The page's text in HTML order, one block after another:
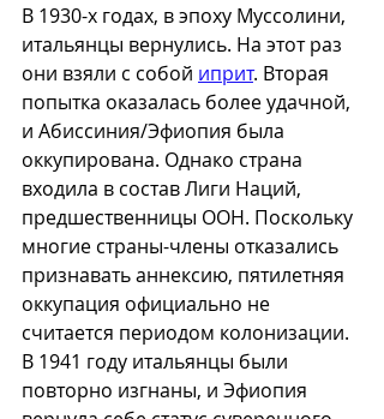
В 1930-х годах, в эпоху Муссолини,
итальянцы вернулись. На этот раз
они взяли с собой иприт. Вторая
попытка оказалась более удачной,
и Абиссиния/Эфиопия была
оккупирована. Однако страна
входила в состав Лиги Наций,
предшественницы ООН. Поскольку
многие страны-члены отказались
признавать аннексию, пятилетняя
оккупация официально не
считается периодом колонизации.
В 1941 году итальянцы были
повторно изгнаны, и Эфиопия